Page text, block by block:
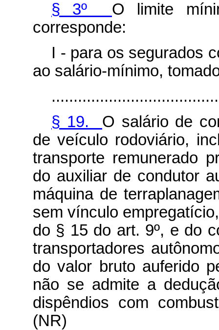
§ 3º O limite
corresponde:
I - para os segurados
ao salário-mínimo,
§ 19. O salário de
de veículo rodoviário,
transporte remunerado
do auxiliar de condutor
máquina de
sem vínculo
do § 15 do art. 9º, e do
transportadores
do valor bruto auferido
não se admite a
dispêndios com
(NR)